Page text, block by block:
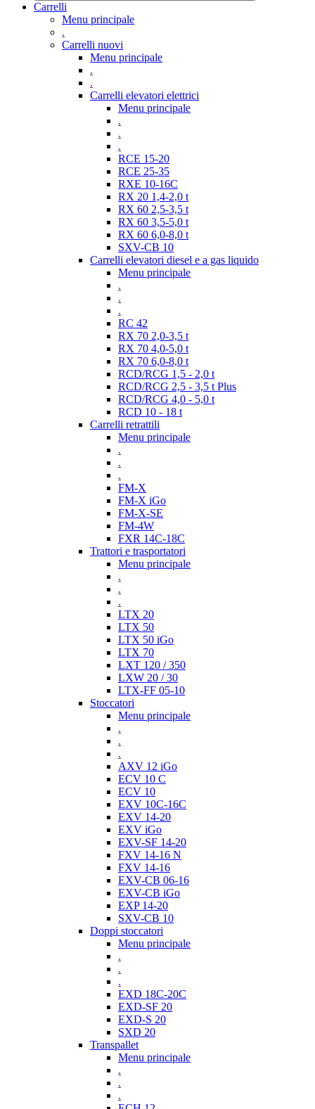
Carrelli
Menu principale
.
Carrelli nuovi
Menu principale
.
.
Carrelli elevatori elettrici
Menu principale
.
.
.
RCE 15-20
RCE 25-35
RXE 10-16C
RX 20 1,4-2,0 t
RX 60 2,5-3,5 t
RX 60 3,5-5,0 t
RX 60 6,0-8,0 t
SXV-CB 10
Carrelli elevatori diesel e a gas liquido
Menu principale
.
.
.
RC 42
RX 70 2,0-3,5 t
RX 70 4,0-5,0 t
RX 70 6,0-8,0 t
RCD/RCG 1,5 - 2,0 t
RCD/RCG 2,5 - 3,5 t Plus
RCD/RCG 4,0 - 5,0 t
RCD 10 - 18 t
Carrelli retrattili
Menu principale
.
.
.
FM-X
FM-X iGo
FM-X-SE
FM-4W
FXR 14C-18C
Trattori e trasportatori
Menu principale
.
.
.
LTX 20
LTX 50
LTX 50 iGo
LTX 70
LXT 120 / 350
LXW 20 / 30
LTX-FF 05-10
Stoccatori
Menu principale
.
.
.
AXV 12 iGo
ECV 10 C
ECV 10
EXV 10C-16C
EXV 14-20
EXV iGo
EXV-SF 14-20
FXV 14-16 N
FXV 14-16
EXV-CB 06-16
EXV-CB iGo
EXP 14-20
SXV-CB 10
Doppi stoccatori
Menu principale
.
.
.
EXD 18C-20C
EXD-SF 20
EXD-S 20
SXD 20
Transpallet
Menu principale
.
.
.